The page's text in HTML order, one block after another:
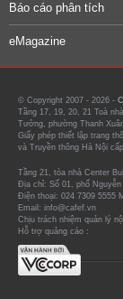
Báo cáo phân tích
eMagazine
© Copyright 2007 - 2026 -
Tầng 17, 19, 20, 21 Toà
Tưởng, phường Thanh
Giấy phép thiết lập trang
và Truyền thông Hà Nội
Tầng 21, tòa nhà Center
Địa chỉ: Số 01, phố
Điện thoại: 024 7309 5555
Email: info@cafef.vn
Chịu trách nhiệm quản lý
Hỗ trợ quảng cáo :